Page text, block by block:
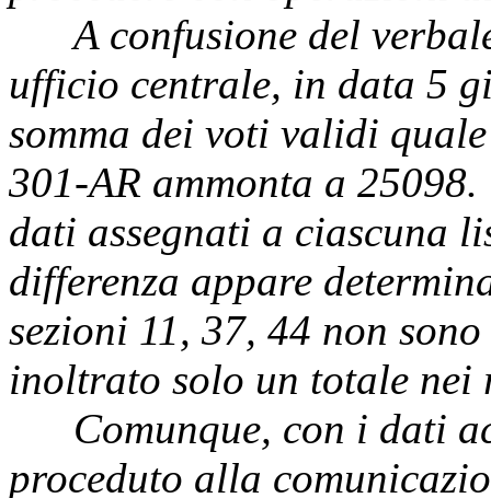
A confusione del
ufficio centrale, in data 5
somma dei voti validi
301-AR ammonta a
dati assegnati a ciascuna
differenza appare
sezioni 11, 37, 44 non
inoltrato solo un totale
Comunque, con i dati
proceduto alla